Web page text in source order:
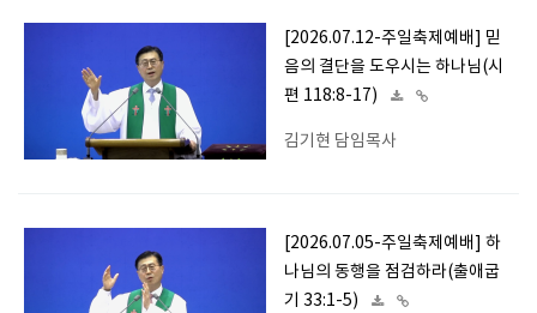
[2026.07.12-주일축제예배] 믿
음의 결단을 도우시는 하나님(시
편 118:8-17)
김기현 담임목사
[2026.07.05-주일축제예배] 하
나님의 동행을 점검하라(출애굽
기 33:1-5)